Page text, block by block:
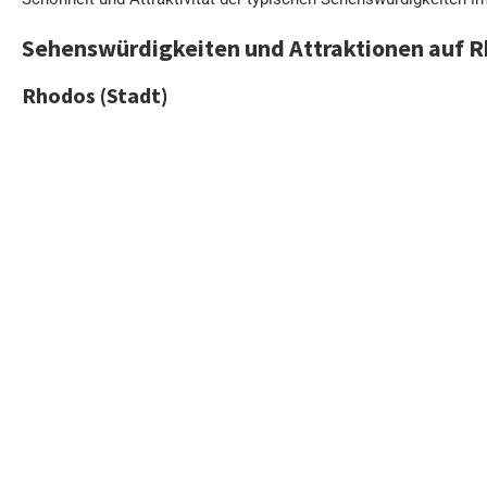
Sehenswürdigkeiten und Attraktionen auf
Rhodos (Stadt)